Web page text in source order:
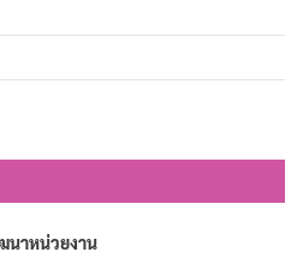
าหน่วยงาน